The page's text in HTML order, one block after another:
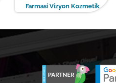
Farmasi Vizyon Kozmetik
(E-Ticaret Web Tasarım)